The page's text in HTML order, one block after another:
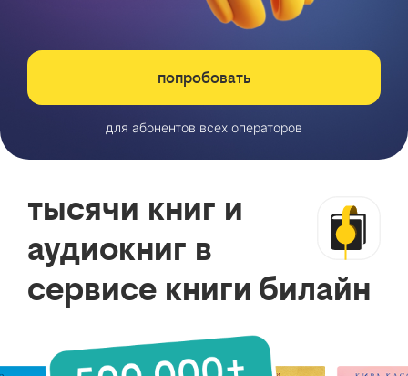
попробовать
для абонентов всех операторов
тысячи книг и
аудиокниг в
сервисе книги билайн